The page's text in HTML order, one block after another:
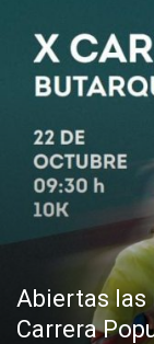
Abiertas las
Carrera